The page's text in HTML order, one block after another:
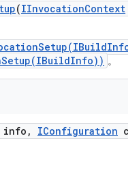
(IInvocationContext
。
info , IConfiguration